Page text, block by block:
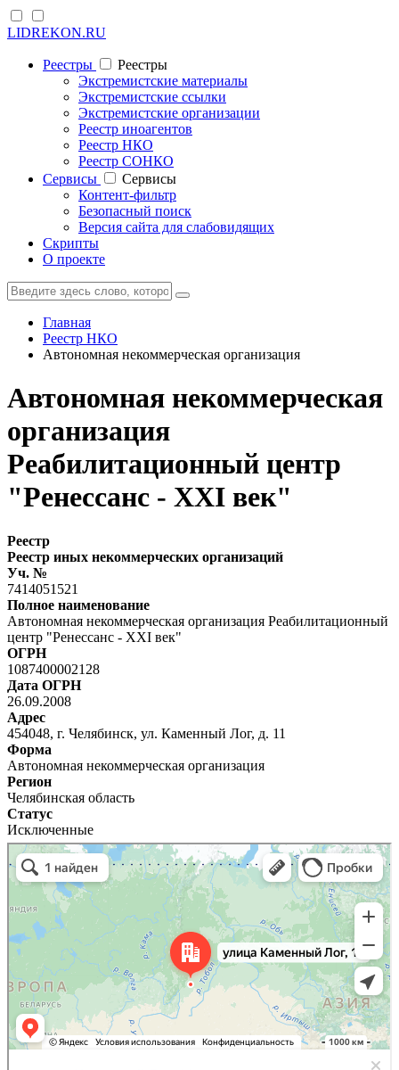
LIDREKON.RU
Реестры
Реестры
Экстремистские материалы
Экстремистские ссылки
Экстремистские организации
Реестр иноагентов
Реестр НКО
Реестр СОНКО
Cервисы
Cервисы
Контент-фильтр
Безопасный поиск
Версия сайта для слабовидящих
Скрипты
О проекте
Главная
Реестр НКО
Автономная некоммерческая организация
Автономная некоммерческая
организация
Реабилитационный центр
"Ренессанс - XXI век"
Реестр
Реестр иных некоммерческих организаций
Уч. №
7414051521
Полное наименование
Автономная некоммерческая организация Реабилитационный
центр "Ренессанс - XXI век"
ОГРН
1087400002128
Дата ОГРН
26.09.2008
Адрес
454048, г. Челябинск, ул. Каменный Лог, д. 11
Форма
Автономная некоммерческая организация
Регион
Челябинская область
Статус
Исключенные